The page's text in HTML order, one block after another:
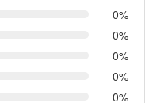
0
0
0
0
0